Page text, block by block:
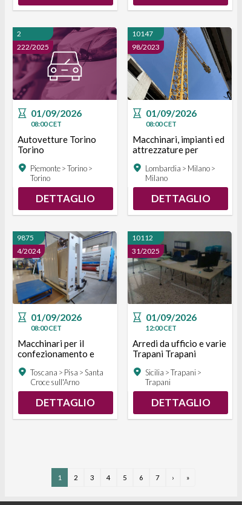
2
222/2025
01/09/2026
08:00CET
Autovetture Torino
Torino
Piemonte > Torino >
Torino
DETTAGLIO
10147
98/2023
01/09/2026
08:00CET
Macchinari, impianti ed
attrezzature per
Lombardia > Milano >
Milano
DETTAGLIO
9875
4/2024
01/09/2026
08:00CET
Macchinari per il
confezionamento e
Croce sull'Arno Santa
Croce sull'Arno
Toscana > Pisa > Santa
Croce sull'Arno
DETTAGLIO
10112
31/2025
01/09/2026
12:00CET
Arredi da ufficio e varie
Trapani Trapani
Sicilia > Trapani >
Trapani
DETTAGLIO
1 2 3 4 5 6 7 › »